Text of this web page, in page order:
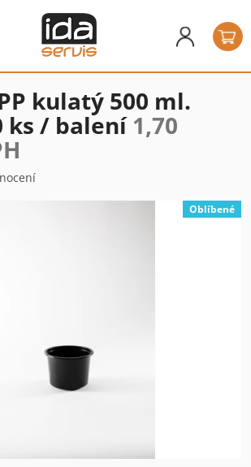
kulatý 500 ml.
ks / balení 1,70
Oblíbené